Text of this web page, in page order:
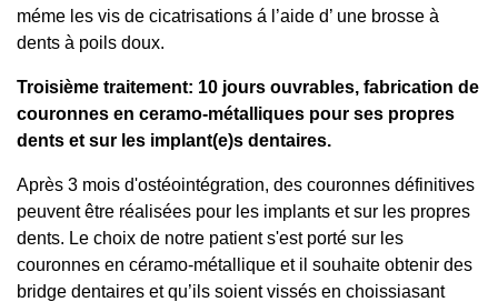
méme les vis de cicatrisations á l’aide d’ une brosse à
dents à poils doux.
Troisième traitement: 10 jours ouvrables, fabrication de
couronnes en ceramo-métalliques pour ses propres
dents et sur les implant(e)s dentaires.
Après 3 mois d'ostéointégration, des couronnes définitives
peuvent être réalisées pour les implants et sur les propres
dents. Le choix de notre patient s'est porté sur les
couronnes en céramo-métallique et il souhaite obtenir des
bridge dentaires et qu’ils soient vissés en choissiasant